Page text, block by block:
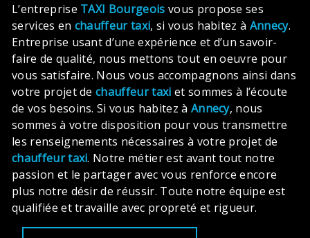
L’entreprise TAXI Bourgeois vous propose ses
services en chauffeur taxi, si vous habitez à Annecy.
Entreprise usant d’une expérience et d’un savoir-
faire de qualité, nous mettons tout en oeuvre pour
vous satisfaire. Nous vous accompagnons ainsi dans
votre projet dechauffeur taxi et sommes à l’écoute
de vos besoins. Si vous habitez à Annecy, nous
sommes à votre disposition pour vous transmettre
les renseignements nécessaires à votre projet de
chauffeur taxi. Notre métier est avant tout notre
passion et le partager avec vous renforce encore
plus notre désir de réussir. Toute notre équipe est
qualifiée et travaille avec propreté et rigueur.